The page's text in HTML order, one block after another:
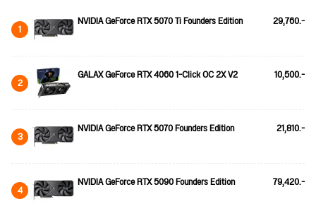
1 NVIDIA GeForce RTX 5070 Ti Founders Edition 29,760.-
2 GALAX GeForce RTX 4060 1-Click OC 2X V2 10,500.-
3 NVIDIA GeForce RTX 5070 Founders Edition 21,810.-
4 NVIDIA GeForce RTX 5090 Founders Edition 79,420.-